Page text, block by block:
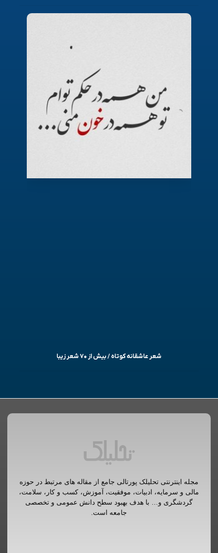
شعر عاشقانه کوتاه / بیش از ۷۰ شعر زیبا
مجله اینترنتی تحلیلک پورتالی جامع از مقاله های مرتبط در حوزه
مالی و سرمایه، ادبیات، موفقیت، آموزش، کسب و کار، سلامت،
گردشگری و… با هدف بهبود سطح دانش عمومی و تخصصی
جامعه است.